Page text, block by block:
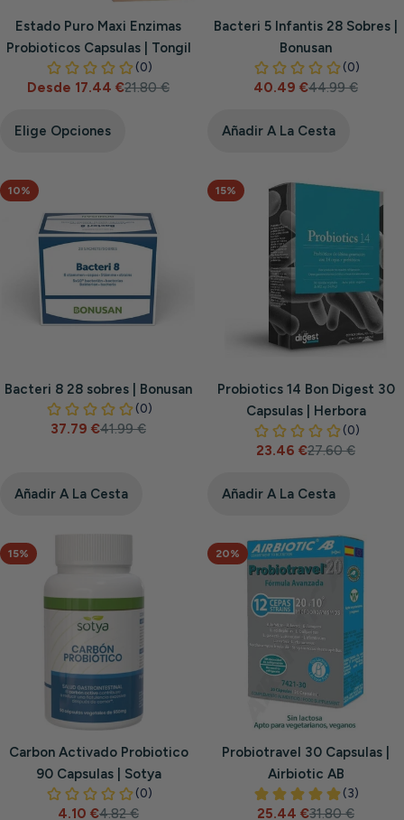
Estado Puro Maxi Enzimas
Probioticos Capsulas | Tongil
Precio
venta
Desde 17.44 €
Precio21.80 €
Elige Opciones
Bacteri 5 Infantis 28 Sobres |
Bonusan
Precio
venta
40.49 €Precio
44.99 €
Añadir A La Cesta
10%
Bacteri 8 28 sobres | Bonusan
Precio
37.79 €Precio
41.99 €
Añadir A La Cesta
15%
Probiotics 14 Bon Digest 30
Capsulas | Herbora
Precio
venta
23.46 €Precio
27.60 €
Añadir A La Cesta
15%
Carbon Activado Probiotico
90 Capsulas | Sotya
4.10 €4.82 €
20%
Probiotravel 30 Capsulas |
Airbiotic AB
25.44 €31.80 €